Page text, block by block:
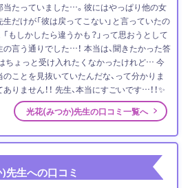
当たっていました…。彼にはやっぱり他の女
だけが「彼は戻ってこない」と言っていたの
「もしかしたら違うかも？」って思おうとして
言う通りでした…！ 本当は、聞きたかった答
ちょっと受け入れたくなかったけれど… 今
ことを見抜いていたんだな、って分かりま
りません！！ 先生、本当にすごいです…！！✨
光花(みつか)先生の口コミ一覧へ
先生への口コミ